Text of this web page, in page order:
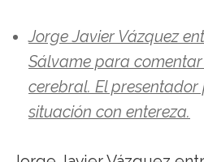
Jorge Javier Vázquez
Sálvame para
cerebral. El
situación con entereza.